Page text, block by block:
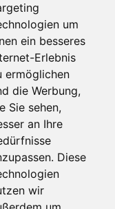
um
ein besseres
Erlebnis
ermöglichen
die Werbung,
Sie sehen,
an Ihre
Diese
wir